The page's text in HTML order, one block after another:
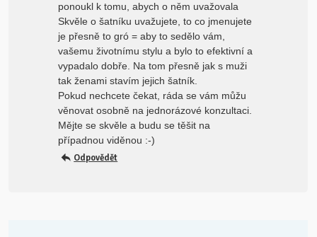
ponoukl k tomu, abych o něm uvažovala
Skvěle o šatníku uvažujete, to co jmenujete
je přesně to gró = aby to sedělo vám,
vašemu životnímu stylu a bylo to efektivní a
vypadalo dobře. Na tom přesně jak s muži
tak ženami stavím jejich šatník.
Pokud nechcete čekat, ráda se vám můžu
věnovat osobně na jednorázové konzultaci.
Mějte se skvěle a budu se těšit na
případnou viděnou :-)
Odpovědět